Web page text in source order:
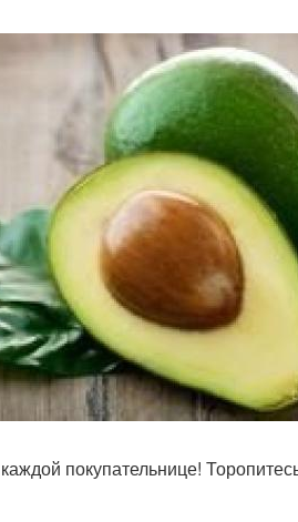
покупательнице!